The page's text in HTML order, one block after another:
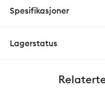
Spesifikasjoner
Lagerstatus